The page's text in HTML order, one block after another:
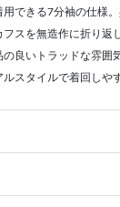
できる7分袖の仕様
スを無造作に折り返
良いトラッドな雰囲
スタイルで着回しや